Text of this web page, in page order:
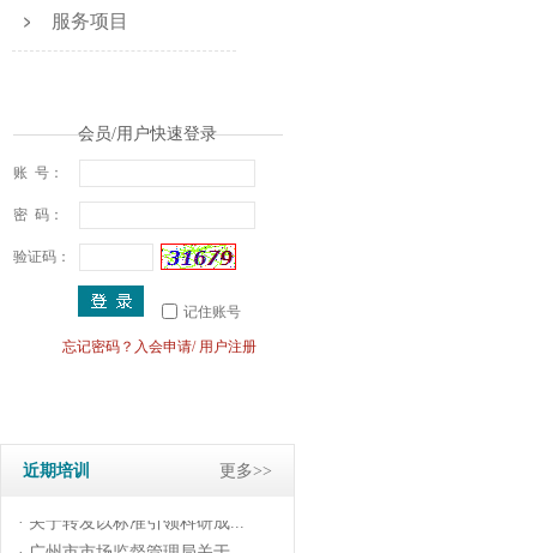
服务项目
会员/用户快速登录
账 号：
密 码：
验证码：
记住账号
忘记密码？ 入会申请/ 用户注册
更多>>
近期培训
· 关于转发《标准化文件编写...
· 广州市市场监督管理局关于...